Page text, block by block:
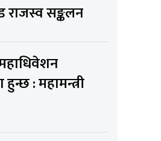
राजस्व सङ्कलन
: महामन्त्री